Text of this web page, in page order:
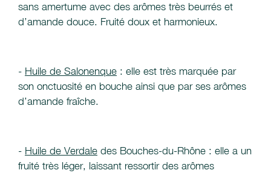
sans amertume avec des arômes très beurrés et
d’amande douce. Fruité doux et harmonieux.
- Huile de Salonenque : elle est très marquée par
son onctuosité en bouche ainsi que par ses arômes
d’amande fraîche.
- Huile de Verdale des Bouches-du-Rhône : elle a un
fruité très léger, laissant ressortir des arômes